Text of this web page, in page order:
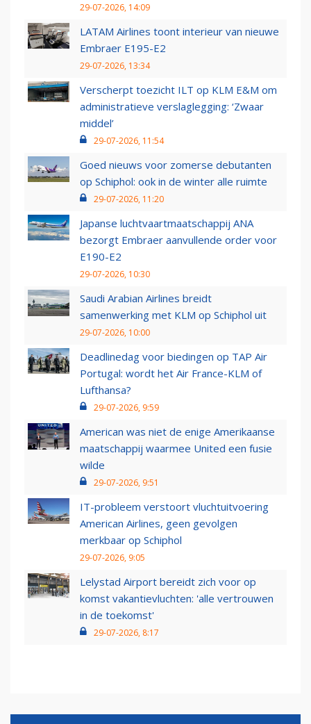
29-07-2026, 14:09
LATAM Airlines toont interieur van nieuwe
Embraer E195-E2
29-07-2026, 13:34
Verscherpt toezicht ILT op KLM E&M om
administratieve verslaglegging: ‘Zwaar
middel’
29-07-2026, 11:54
Goed nieuws voor zomerse debutanten
op Schiphol: ook in de winter alle ruimte
29-07-2026, 11:20
Japanse luchtvaartmaatschappij ANA
bezorgt Embraer aanvullende order voor
E190-E2
29-07-2026, 10:30
Saudi Arabian Airlines breidt
samenwerking met KLM op Schiphol uit
29-07-2026, 10:00
Deadlinedag voor biedingen op TAP Air
Portugal: wordt het Air France-KLM of
Lufthansa?
29-07-2026, 9:59
American was niet de enige Amerikaanse
maatschappij waarmee United een fusie
wilde
29-07-2026, 9:51
IT-probleem verstoort vluchtuitvoering
American Airlines, geen gevolgen
merkbaar op Schiphol
29-07-2026, 9:05
Lelystad Airport bereidt zich voor op
komst vakantievluchten: 'alle vertrouwen
in de toekomst'
29-07-2026, 8:17